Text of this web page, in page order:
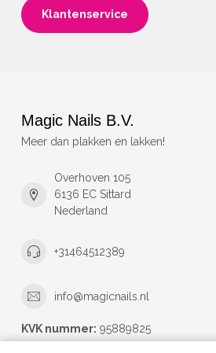
Klantenservice
Magic Nails B.V.
Meer dan plakken en lakken!
Overhoven 105
6136 EC Sittard
Nederland
+31464512389
info@magicnails.nl
KVK nummer: 95889825